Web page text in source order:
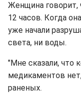
Женщина говорит,
12 часов. Когда
уже начали
света, ни воды.
"Мне сказали, что
медикаментов
раненых.